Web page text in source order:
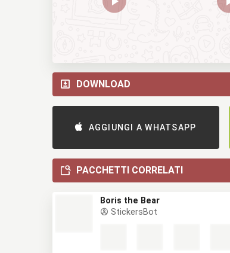
DOWNLOAD
AGGIUNGI A WHATSAPP
PACCHETTI CORRELATI
Boris the Bear
StickersBot